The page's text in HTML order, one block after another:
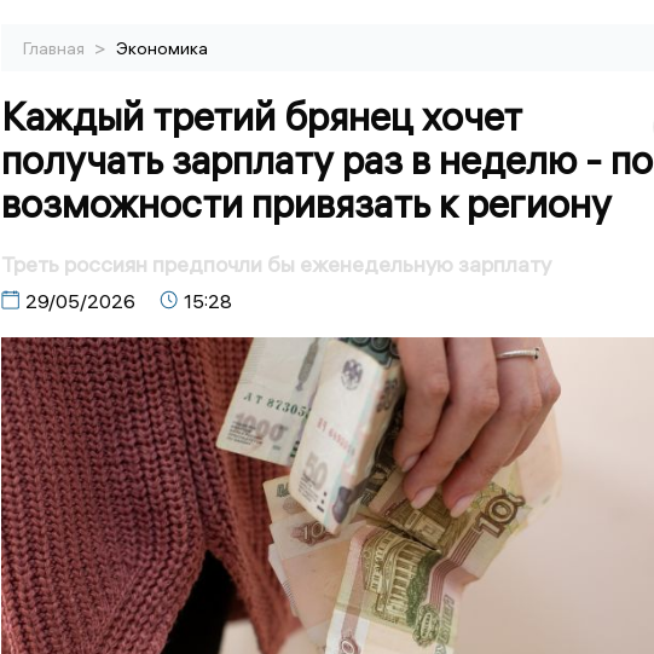
Главная > Экономика
Каждый третий брянец хочет
получать зарплату раз в неделю - по
возможности привязать к региону
Треть россиян предпочли бы еженедельную зарплату
29/05/2026 15:28